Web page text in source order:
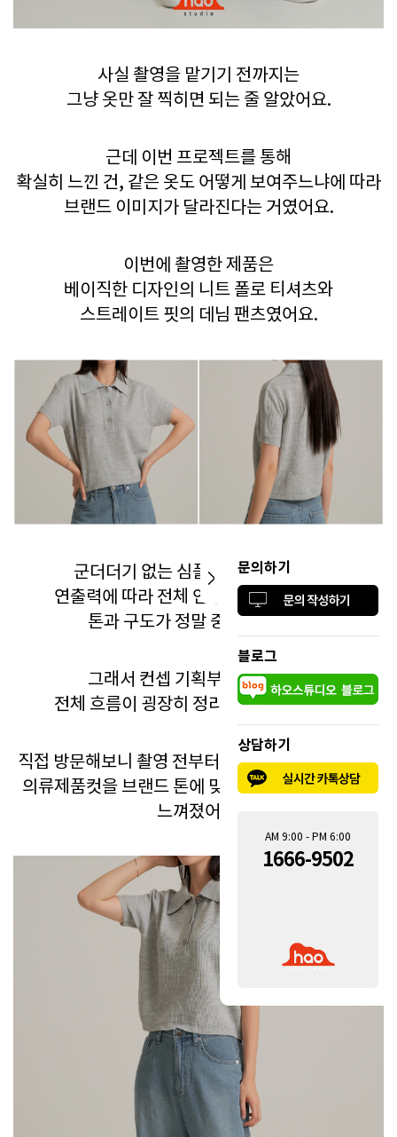
문의하기
블로그
상담하기
AM 9:00 - PM 6:00
1666-9502
사실 촬영을 맡기기 전까지는
그냥 옷만 잘 찍히면 되는 줄 알았어요.
근데 이번 프로젝트를 통해
확실히 느낀 건, 같은 옷도 어떻게 보여주느냐에 따라
브랜드 이미지가 달라진다는 거였어요.
이번에 촬영한 제품은
베이직한 디자인의 니트 폴로 티셔츠와
스트레이트 핏의 데님 팬츠였어요.
군더더기 없는 심플한 아이템일수록
연출력에 따라 전체 인상이 갈리기 때문에
톤과 구도가 정말 중요했는데요.
그래서 컨셉 기획부터 연출까지
전체 흐름이 굉장히 정리된 느낌이었어요.
직접 방문해보니 촬영 전부터 방향을 잘 잡아주셨고,
의류제품컷을 브랜드 톤에 맞게 풀어내는 연출력이
느껴졌어요.